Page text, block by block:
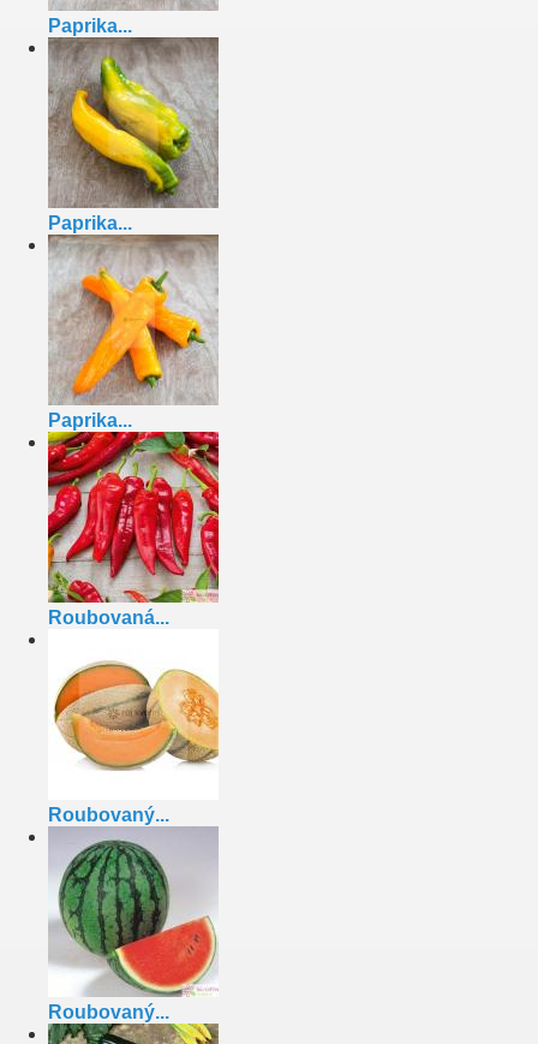
Paprika...
Paprika...
Paprika...
Roubovaná...
Roubovaný...
Roubovaný...